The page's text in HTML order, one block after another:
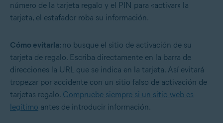
número de la tarjeta regalo y el PIN para «activar» la
tarjeta, el estafador roba su información.
Cómo evitarla: no busque el sitio de activación de su
tarjeta de regalo. Escriba directamente en la barra de
direcciones la URL que se indica en la tarjeta. Así evitará
tropezar por accidente con un sitio falso de activación de
tarjetas regalo. Compruebe siempre si un sitio web es
legítimo antes de introducir información.